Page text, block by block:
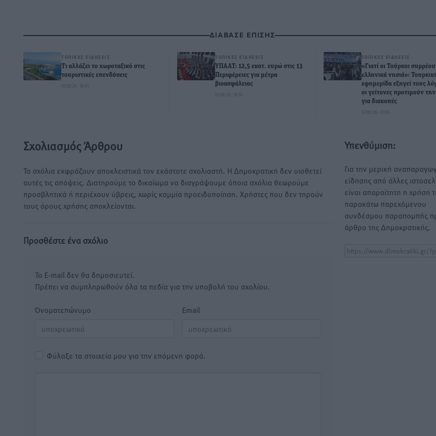
ΔΙΑΒΑΣΕ ΕΠΙΣΗΣ
ΤΟΠΙΚΈΣ ΕΙΔΉΣΕΙΣ
Τι αλλάζει το χωροταξικό στις
τουριστικές επενδύσεις
07.08.26 · 18:41
ΤΟΠΙΚΈΣ ΕΙΔΉΣΕΙΣ
ΥΠΑΑΤ: 12,5 εκατ. ευρώ στις 13
Περιφέρειες για μέτρα
βιοασφάλειας
07.08.26 · 18:19
ΤΟΠΙΚΈΣ ΕΙΔΉΣΕΙΣ
«Γιατί οι Τούρκοι
ελληνικά νησιά»:
εφημερίδα εξηγεί τους
οι γείτονες προτιμούν
για διακοπές
07.08.26 · 17:55
Σχολιασμός Άρθρου
Τα σχόλια εκφράζουν αποκλειστικά τον εκάστοτε σχολιαστή. Η Δημοκρατική δεν υιοθετεί
αυτές τις απόψεις. Διατηρούμε το δικαίωμα να διαγράψουμε όποια σχόλια θεωρούμε
προσβλητικά ή περιέχουν ύβρεις, χωρίς καμμία προειδοποίηση. Χρήστες που δεν τηρούν
τους όρους χρήσης αποκλείονται.
Προσθέστε ένα σχόλιο
Το E-mail δεν θα δημοσιευτεί.
Πρέπει να συμπληρωθούν όλα τα πεδία για την υποβολή του σχολίου.
Όνοματεπώνυμο Email
Φύλαξε τα στοιχεία μου για την επόμενη φορά.
Υπενθύμιση:
Για την μερική
είδησης από άλλες
είναι απαραίτητη η χρήση
παρακάτω παρεχόμενου
συνδέσμου παραπομπής
άρθρο της Δημοκρατικής.